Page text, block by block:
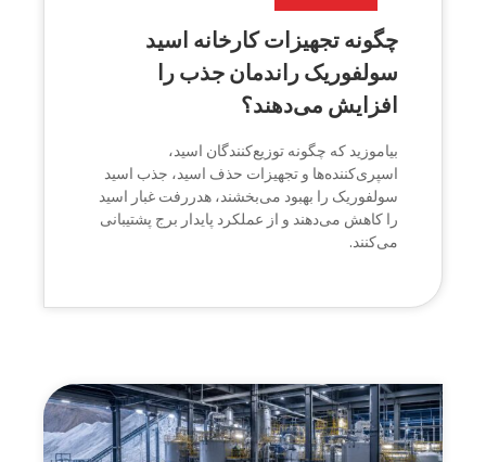
چگونه تجهیزات کارخانه اسید
سولفوریک راندمان جذب را
افزایش می‌دهند؟
بیاموزید که چگونه توزیع‌کنندگان اسید،
اسپری‌کننده‌ها و تجهیزات حذف اسید، جذب اسید
سولفوریک را بهبود می‌بخشند، هدررفت غبار اسید
را کاهش می‌دهند و از عملکرد پایدار برج پشتیبانی
می‌کنند.